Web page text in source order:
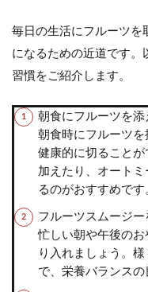
毎日の生活にフルーツを
になるための近道です。
習慣をご紹介します。
朝食にフルーツを添
朝食時にフルーツ
健康的に切ること
加えたり、オート
るのがおすすめです
フルーツスムージー
忙しい朝や午後の
り入れましょう。
で、栄養バランスの